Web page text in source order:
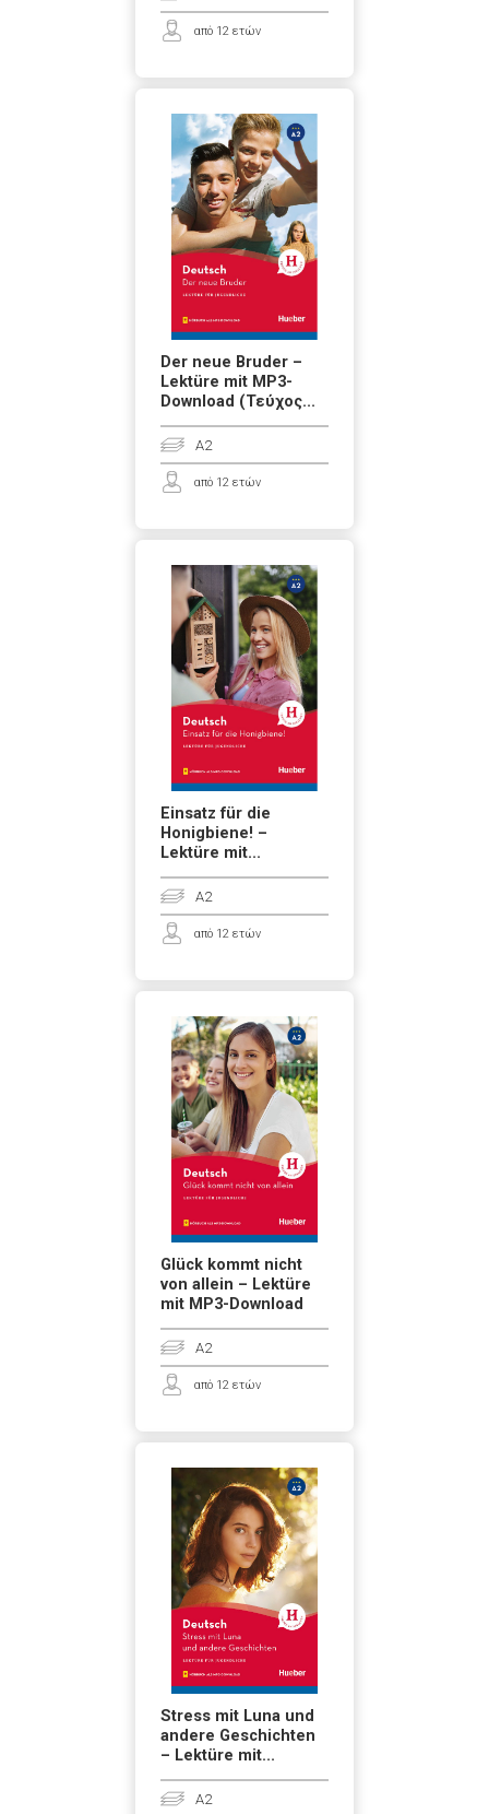
από 12 ετών
Der neue Bruder –
Lektüre mit MP3-
Download (Τεύχος...
A2
από 12 ετών
Einsatz für die
Honigbiene! –
Lektüre mit...
A2
από 12 ετών
Glück kommt nicht
von allein – Lektüre
mit MP3-Download
A2
από 12 ετών
Stress mit Luna und
andere Geschichten
– Lektüre mit...
A2